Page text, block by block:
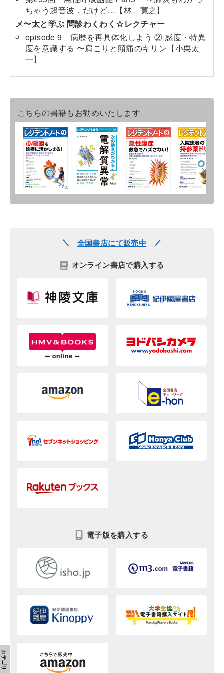
ちゃう超音波．だけど…【林 寛之】
メ〜太と学ぶ 問診わくわく☆レクチャー
episode 9 病歴を再具体化しよう ② 感度・特異
度を意識する 〜肩こりと頭痛のキリン【小栗太
一】
こちらの書籍もお勧めいたします
全国書店にて販売中
オンライン書店で購入する
電子版を購入する